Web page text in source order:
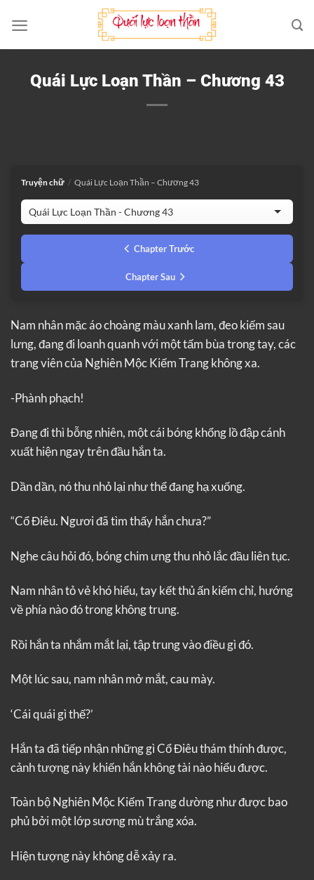
qua
nội
Quái Lực Loạn Thần – Chương 43
Truyện chữ / Quái Lực Loạn Thần – Chương 43
Chapter Trước
Chapter Sau
Nam nhân mặc áo choàng màu xanh lam, đeo kiếm sau
lưng, đang đi loanh quanh với một tấm bùa trong tay, các
trang viên của Nghiên Mộc Kiếm Trang không xa.
-Phành phạch!
Đang đi thì bỗng nhiên, một cái bóng khổng lồ đập cánh
xuất hiện ngay trên đầu hắn ta.
Dần dần, nó thu nhỏ lại như thể đang hạ xuống.
“Cổ Điêu. Ngươi đã tìm thấy hắn chưa?”
Nghe câu hỏi đó, bóng chim ưng thu nhỏ lắc đầu liên tục.
Nam nhân tỏ vẻ khó hiểu, tay kết thủ ấn kiếm chỉ, hướng
về phía nào đó trong không trung.
Rồi hắn ta nhắm mắt lại, tập trung vào điều gì đó.
Một lúc sau, nam nhân mở mắt, cau mày.
‘Cái quái gì thế?’
Hắn ta đã tiếp nhận những gì Cổ Điêu thám thính được,
cảnh tượng này khiến hắn không tài nào hiểu được.
Toàn bộ Nghiên Mộc Kiếm Trang dường như được bao
phủ bởi một lớp sương mù trắng xóa.
Hiện tượng này không dễ xảy ra.